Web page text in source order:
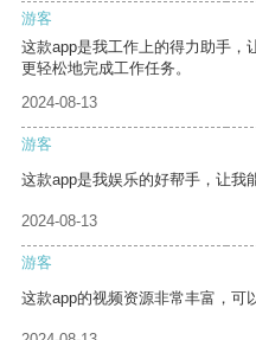
游客
这款app是我工作上的得力助手，
更轻松地完成工作任务。
2024-08-13
游客
这款app是我娱乐的好帮手，让我
2024-08-13
游客
这款app的视频资源非常丰富，可